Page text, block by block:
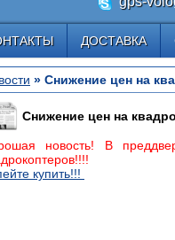
ДОСТАВКА
» Снижение цен на
Снижение цен на
новость! В
купить!!!